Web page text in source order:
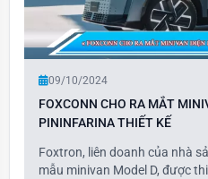
09/10/2024
FOXCONN CHO RA MẮT
PININFARINA THIẾT KẾ
Foxtron, liên doanh của nhà
mẫu minivan Model D, được